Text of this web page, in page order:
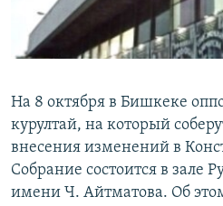
На 8 октября в Бишкеке
курултай, на который
внесения изменений в
Собрание состоится в зале
имени Ч. Айтматова. Об